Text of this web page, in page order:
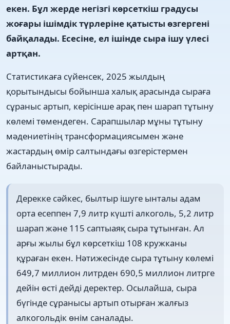
екен. Бұл жерде негізгі көрсеткіш градусы
жоғары ішімдік түрлеріне қатысты өзгергені
байқалады. Есесіне, ел ішінде сыра ішу үлесі
артқан.
Статистикаға сүйенсек, 2025 жылдың
қорытындысы бойынша халық арасында сыраға
сұраныс артып, керісінше арақ пен шарап тұтыну
көлемі төмендеген. Сарапшылар мұны тұтыну
мәдениетінің трансформациясымен және
жастардың өмір салтындағы өзгерістермен
байланыстырады.
Дерекке сәйкес, былтыр ішуге ынталы адам
орта есеппен 7,9 литр күшті алкоголь, 5,2 литр
шарап және 115 саптыаяқ сыра тұтынған. Ал
арғы жылы бұл көрсеткіш 108 кружканы
құраған екен. Нәтижесінде сыра тұтыну көлемі
649,7 миллион литрден 690,5 миллион литрге
дейін өсті дейді деректер. Осылайша, сыра
бүгінде сұранысы артып отырған жалғыз
алкогольдік өнім саналады.